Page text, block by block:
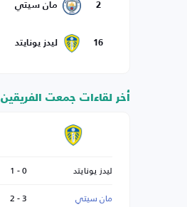
2 مان سيتي
16 ليدز يونايتد
أخر لقاءات جمعت الفريقين
ليدز يونايتد 0 - 1
مان سيتي
3 - 2